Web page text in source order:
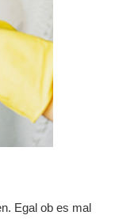
Egal ob es mal